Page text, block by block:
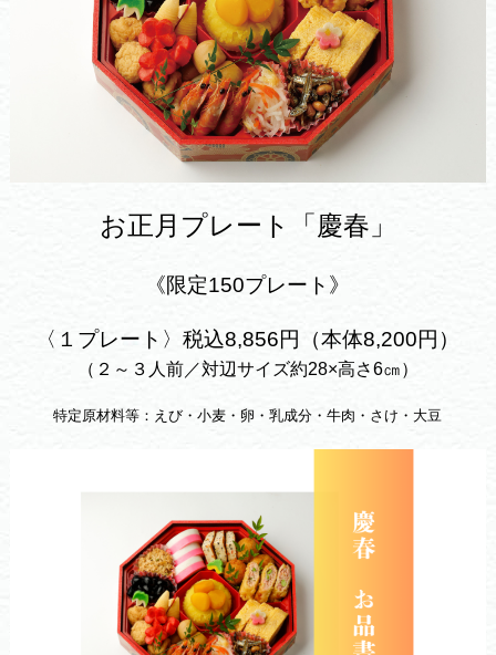
お正月プレート「慶春」
《限定150プレート》
〈１プレート〉税込8,856円（本体8,200円）
（２～３人前／対辺サイズ約28×高さ6㎝）
特定原材料等：えび・小麦・卵・乳成分・牛肉・さけ・大豆